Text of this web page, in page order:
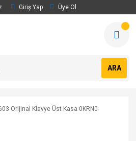
Giriş Yap Üye Ol
ARA